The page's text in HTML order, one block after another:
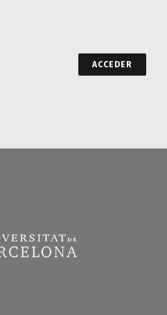
ACCEDER